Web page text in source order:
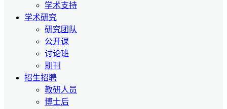
学术支持
学术研究
研究团队
公开课
讨论班
期刊
招生招聘
教研人员
博士后